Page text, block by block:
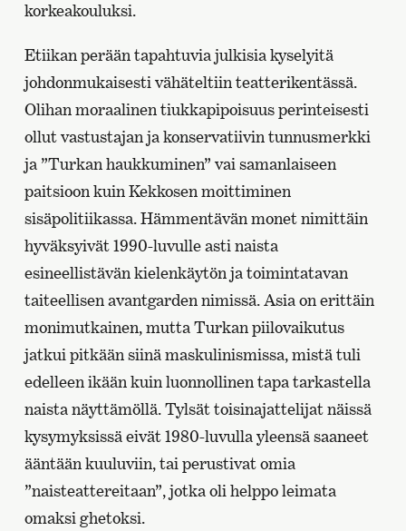
korkeakouluksi.
Etiikan perään tapahtuvia julkisia kyselyitä
johdonmukaisesti vähäteltiin teatterikentässä.
Olihan moraalinen tiukkapipoisuus perinteisesti
ollut vastustajan ja konservatiivin tunnusmerkki
ja ”Turkan haukkuminen” vai samanlaiseen
paitsioon kuin Kekkosen moittiminen
sisäpolitiikassa. Hämmentävän monet nimittäin
hyväksyivät 1990-luvulle asti naista
esineellistävän kielenkäytön ja toimintatavan
taiteellisen avantgarden nimissä. Asia on erittäin
monimutkainen, mutta Turkan piilovaikutus
jatkui pitkään siinä maskulinismissa, mistä tuli
edelleen ikään kuin luonnollinen tapa tarkastella
naista näyttämöllä. Tylsät toisinajattelijat näissä
kysymyksissä eivät 1980-luvulla yleensä saaneet
ääntään kuuluviin, tai perustivat omia
”naisteattereitaan”, jotka oli helppo leimata
omaksi ghetoksi.